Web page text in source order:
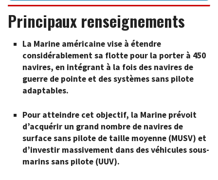
Principaux renseignements
La Marine américaine vise à étendre
considérablement sa flotte pour la porter à 450
navires, en intégrant à la fois des navires de
guerre de pointe et des systèmes sans pilote
adaptables.
Pour atteindre cet objectif, la Marine prévoit
d’acquérir un grand nombre de navires de
surface sans pilote de taille moyenne (MUSV) et
d’investir massivement dans des véhicules sous-
marins sans pilote (UUV).